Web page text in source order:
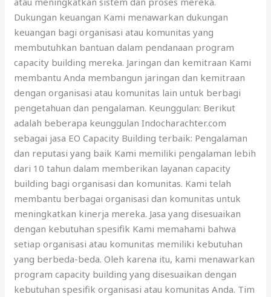
Dukungan keuangan Kami menawarkan dukungan
keuangan bagi organisasi atau komunitas yang
membutuhkan bantuan dalam pendanaan program
capacity building mereka. Jaringan dan kemitraan Kami
membantu Anda membangun jaringan dan kemitraan
dengan organisasi atau komunitas lain untuk berbagi
pengetahuan dan pengalaman. Keunggulan: Berikut
adalah beberapa keunggulan Indocharachter.com
sebagai jasa EO Capacity Building terbaik: Pengalaman
dan reputasi yang baik Kami memiliki pengalaman lebih
dari 10 tahun dalam memberikan layanan capacity
building bagi organisasi dan komunitas. Kami telah
membantu berbagai organisasi dan komunitas untuk
meningkatkan kinerja mereka. Jasa yang disesuaikan
dengan kebutuhan spesifik Kami memahami bahwa
setiap organisasi atau komunitas memiliki kebutuhan
yang berbeda-beda. Oleh karena itu, kami menawarkan
program capacity building yang disesuaikan dengan
kebutuhan spesifik organisasi atau komunitas Anda. Tim